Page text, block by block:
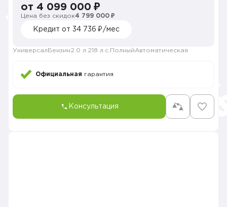
от 4 099 000 ₽
Цена без скидок4 799 000 ₽
Кредит от 34 736 ₽/мес
Универсал Бензин2.0 л. 218 л.с. ПолныйАвтоматическая
Официальная гарантия
Консультация